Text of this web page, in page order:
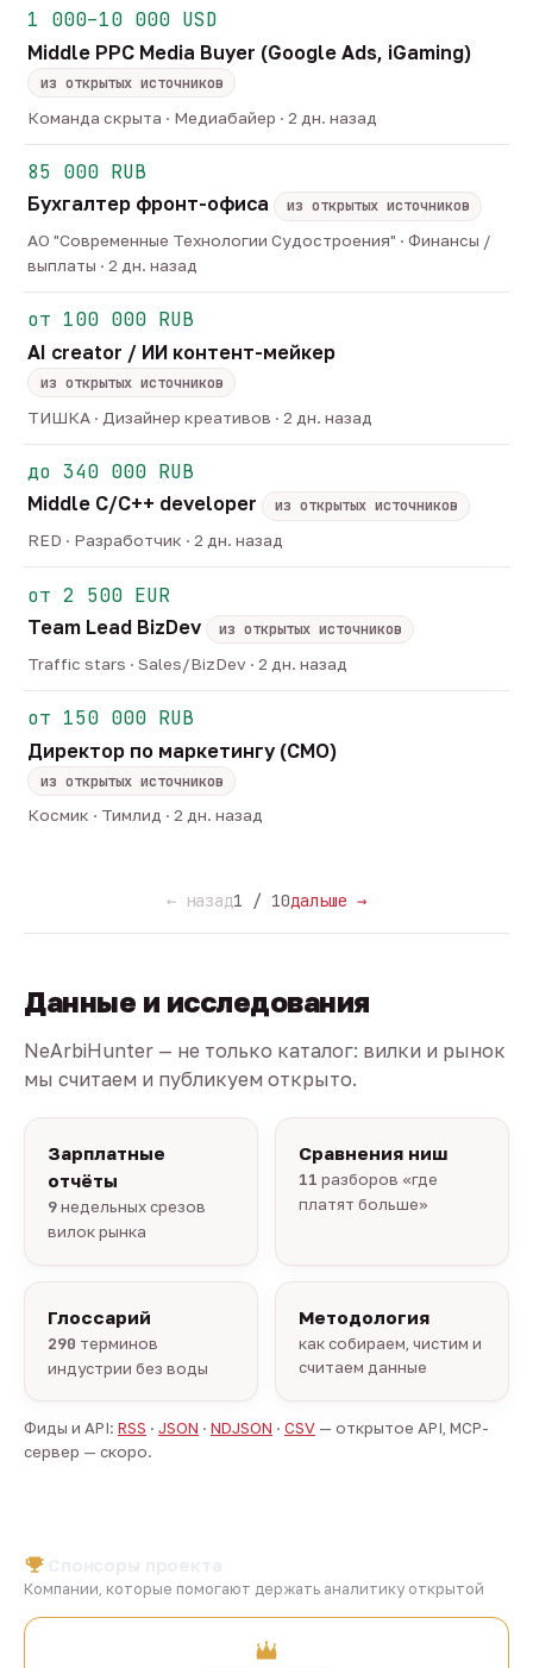
1 000–10 000 USD
Middle PPC Media Buyer (Google Ads, iGaming)
из открытых источников
Команда скрыта · Медиабайер · 2 дн. назад
85 000 RUB
Бухгалтер фронт-офиса
из открытых источников
АО "Современные Технологии Судостроения" · Финансы /
выплаты · 2 дн. назад
от 100 000 RUB
AI creator / ИИ контент-мейкер
из открытых источников
ТИШКА · Дизайнер креативов · 2 дн. назад
до 340 000 RUB
Middle C/C++ developer
из открытых источников
RED · Разработчик · 2 дн. назад
от 2 500 EUR
Team Lead BizDev
из открытых источников
Traffic stars · Sales/BizDev · 2 дн. назад
от 150 000 RUB
Директор по маркетингу (CMO)
из открытых источников
Космик · Тимлид · 2 дн. назад
← назад1 / 10дальше →
Данные и исследования
NeArbiHunter — не только каталог: вилки и рынок
мы считаем и публикуем открыто.
Зарплатные
отчёты
9недельных срезов
вилок рынка
Сравнения ниш
11 разборов «где
платят больше»
Глоссарий
290 терминов
индустрии без воды
Методология
как собираем, чистим и
считаем данные
Фиды и API: RSS · JSON · NDJSON · CSV — открытое API, MCP-
сервер — скоро.
Компании, которые помогают держать аналитику открытой